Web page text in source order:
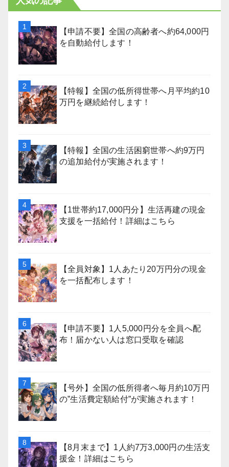
【申請不要】全国の高齢者へ約64,000円
を自動給付します！
【特報】全国の低所得世帯へ月平均約10
万円を継続給付します！
【特報】全国の生活困窮世帯へ約9万円
の追加給付が実施されます！
【1世帯約17,000円分】生活再建の現金
支援を一括給付！詳細はこちら
【全員対象】1人あたり20万円分の現金
を一括配布します！
【申請不要】1人5,000円分を全員へ配
布！届かない人は窓口受取を確認
【号外】全国の低所得者へ毎月約10万円
の”生活費定額給付”が実施されます！
【8月末まで】1人約7万3,000円の生活支
援金！詳細はこちら